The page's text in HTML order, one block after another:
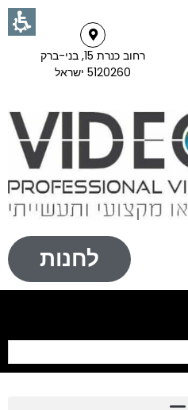
רחוב כנרת 15, בני-ברק
5120260 ישראל
לחנות